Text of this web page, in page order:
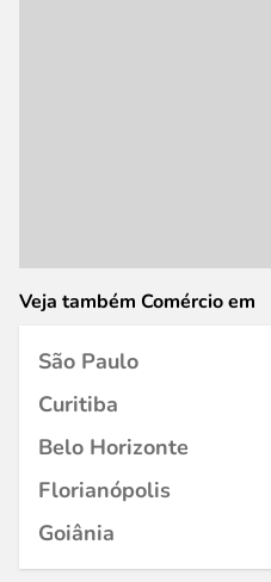
Veja também Comércio em
São Paulo
Curitiba
Belo Horizonte
Florianópolis
Goiânia